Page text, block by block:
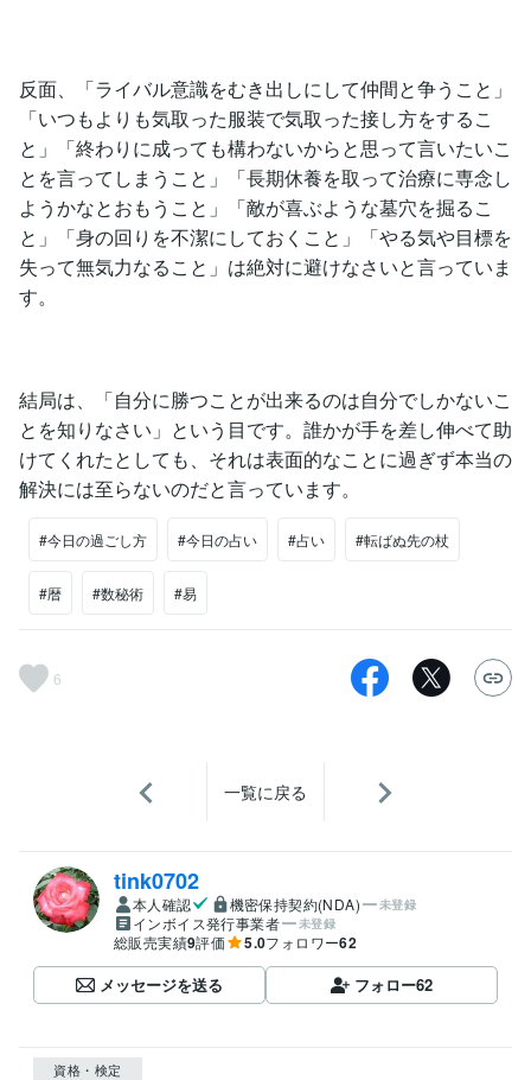
反面、「ライバル意識をむき出しにして仲間と争うこと」
「いつもよりも気取った服装で気取った接し方をするこ
と」「終わりに成っても構わないからと思って言いたいこ
とを言ってしまうこと」「長期休養を取って治療に専念し
ようかなとおもうこと」「敵が喜ぶような墓穴を掘るこ
と」「身の回りを不潔にしておくこと」「やる気や目標を
失って無気力なること」は絶対に避けなさいと言っていま
す。
結局は、「自分に勝つことが出来るのは自分でしかないこ
とを知りなさい」という目です。誰かが手を差し伸べて助
けてくれたとしても、それは表面的なことに過ぎず本当の
解決には至らないのだと言っています。
#今日の過ごし方 #今日の占い #占い #転ばぬ先の杖
#暦 #数秘術 #易
6
一覧に戻る
tink0702
本人確認 機密保持契約(NDA) 未登録
インボイス発行事業者 未登録
総販売実績9評価 5.0フォロワー62
メッセージを送る フォロー62
資格・検定